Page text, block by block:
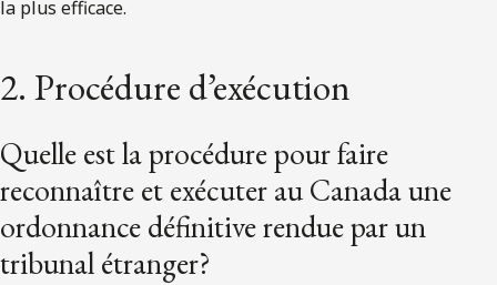
la plus efficace.
2. Procédure d’exécution
Quelle est la procédure pour faire
reconnaître et exécuter au Canada une
ordonnance définitive rendue par un
tribunal étranger?